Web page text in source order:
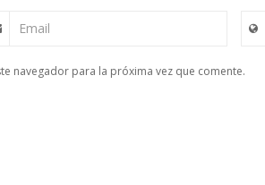
Email
navegador para la próxima vez que comente.